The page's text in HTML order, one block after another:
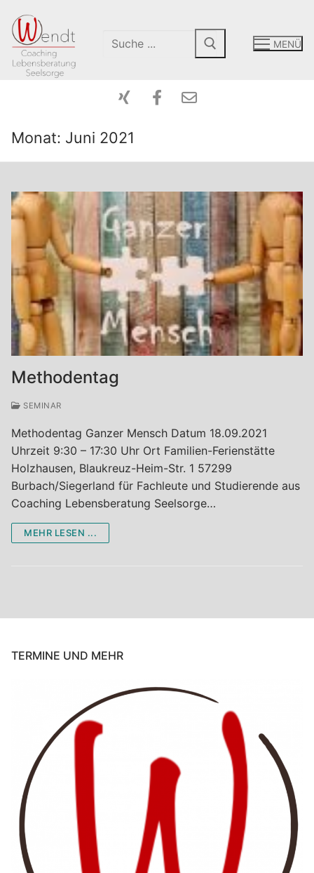
MENÜ
Mein Angebot
Coaching
Intensiv-Tage
Paarberatung
Workshops Vorträge Seminare
Aktiv-Coaching
Team-Coaching
Peergroup
Über Mich
Kontakt
Termine
Monat: Juni 2021
Methodentag
SEMINAR
Methodentag Ganzer Mensch Datum 18.09.2021
Uhrzeit 9:30 – 17:30 Uhr Ort Familien-Ferienstätte
Holzhausen, Blaukreuz-Heim-Str. 1 57299
Burbach/Siegerland für Fachleute und Studierende aus
Coaching Lebensberatung Seelsorge…
MEHR LESEN ...
TERMINE UND MEHR